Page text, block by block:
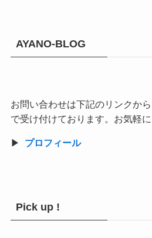
AYANO-BLOG
お問い合わせは下記のリンクか
で受け付けております。お気軽に
▶︎ プロフィール
Pick up !